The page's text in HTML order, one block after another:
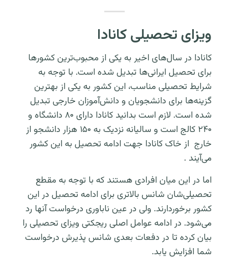
ویزای تحصیلی کانادا
کانادا در سال‌های اخیر به یکی از محبوب‌ترین کشورها
برای تحصیل ایرانی‌ها تبدیل شده است. با توجه به
شرایط تحصیلی مناسب، این کشور به یکی از بهترین
گزینه‌ها برای دانشجویان و دانش‌آموزان خارجی تبدیل
شده است. لازم است بدانید کانادا دارای ۸۰ دانشگاه و
۲۴۰ کالج است و سالیانه نزدیک به ۱۵۰ هزار دانشجو از
خارج از خاک کانادا جهت ادامه تحصیل به این کشور
می‌آیند .
اما در این میان افرادی هستند که با توجه به مقطع
تحصیلی‌شان شانس بالاتری برای ادامه تحصیل در این
کشور برخوردارند. ولی در عین ناباوری درخواست آنها رد
می‌شود. در ادامه عوامل اصلی ریجکتی ویزای تحصیلی را
بیان کرده تا در دفعات بعدی شانس پذیرش درخواست‌
شما افزایش یابد.